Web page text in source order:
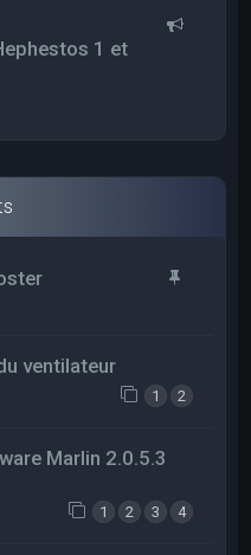
1 et
ventilateur
1 2
Marlin 2.0.5.3
1 2 3 4